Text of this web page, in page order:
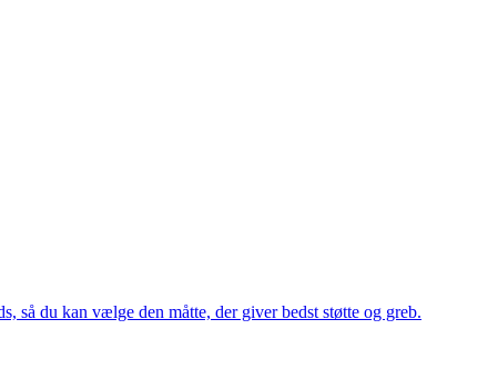
så du kan vælge den måtte, der giver bedst støtte og greb.